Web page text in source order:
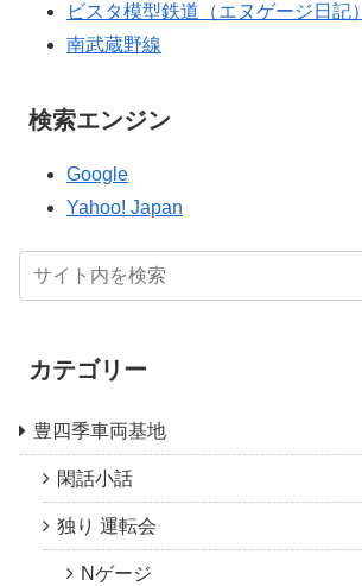
ビスタ模型鉄道（エヌゲージ日記）
南武蔵野線
検索エンジン
Google
Yahoo! Japan
カテゴリー
豊四季車両基地
閑話小話
独り 運転会
Nゲージ